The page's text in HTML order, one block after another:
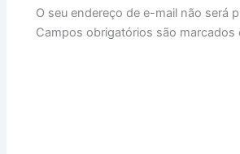
O seu endereço de e-mail não será
Campos obrigatórios são marcados